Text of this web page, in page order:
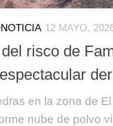
12 MAYO,
risco de
en la zona de El
nube de polvo